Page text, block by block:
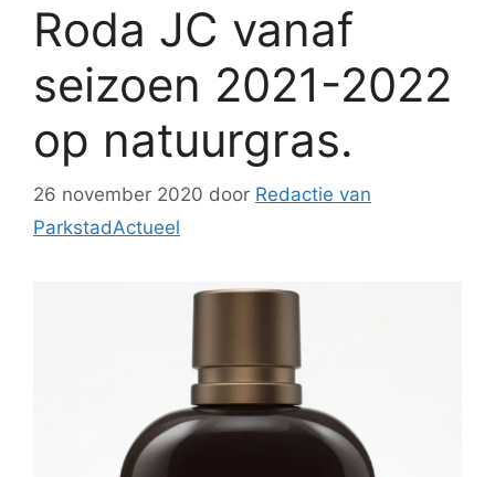
Roda JC vanaf
seizoen 2021-2022
op natuurgras.
26 november 2020 door Redactie van
ParkstadActueel